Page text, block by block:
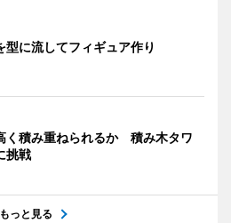
型に流してフィギュア作り
く積み重ねられるか 積み木タワ
挑戦
もっと見る